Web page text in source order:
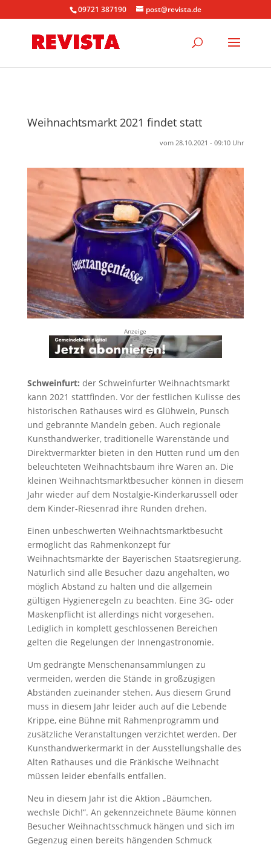
09721 387190 post@revista.de
Weihnachtsmarkt 2021 findet statt
vom 28.10.2021 - 09:10 Uhr
Anzeige
Schweinfurt: der Schweinfurter Weihnachtsmarkt
kann 2021 stattfinden. Vor der festlichen Kulisse des
historischen Rathauses wird es Glühwein, Punsch
und gebrannte Mandeln geben. Auch regionale
Kunsthandwerker, traditionelle Warenstände und
Direktvermarkter bieten in den Hütten rund um den
beleuchteten Weihnachtsbaum ihre Waren an. Die
kleinen Weihnachtsmarktbesucher können in diesem
Jahr wieder auf dem Nostalgie-Kinderkarussell oder
dem Kinder-Riesenrad ihre Runden drehen.
Einen unbeschwerten Weihnachtsmarktbesucht
ermöglicht das Rahmenkonzept für
Weihnachtsmärkte der Bayerischen Staatsregierung.
Natürlich sind alle Besucher dazu angehalten, wo
möglich Abstand zu halten und die allgemein
gültigen Hygieneregeln zu beachten. Eine 3G- oder
Maskenpflicht ist allerdings nicht vorgesehen.
Lediglich in komplett geschlossenen Bereichen
gelten die Regelungen der Innengastronomie.
Um gedrängte Menschenansammlungen zu
vermeiden, werden die Stände in großzügigen
Abständen zueinander stehen. Aus diesem Grund
muss in diesem Jahr leider auch auf die Lebende
Krippe, eine Bühne mit Rahmenprogramm und
zusätzliche Veranstaltungen verzichtet werden. Der
Kunsthandwerkermarkt in der Ausstellungshalle des
Alten Rathauses und die Fränkische Weihnacht
müssen leider ebenfalls entfallen.
Neu in diesem Jahr ist die Aktion „Bäumchen,
wechsle Dich!“. An gekennzeichnete Bäume können
Besucher Weihnachtsschmuck hängen und sich im
Gegenzug einen bereits hängenden Schmuck